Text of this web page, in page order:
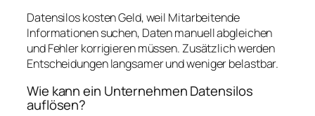
Datensilos kosten Geld, weil Mitarbeitende
Informationen suchen, Daten manuell abgleichen
und Fehler korrigieren müssen. Zusätzlich werden
Entscheidungen langsamer und weniger belastbar.
Wie kann ein Unternehmen Datensilos
auflösen?